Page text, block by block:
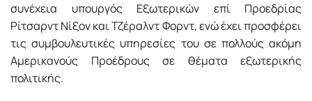
συνέχεια υπουργός Εξωτερικών επί Προεδρίας
Ρίτσαρντ Νίξον και Τζέραλντ Φορντ, ενώ έχει προσφέρει
τις συμβουλευτικές υπηρεσίες του σε πολλούς ακόμη
Αμερικανούς Προέδρους σε θέματα εξωτερικής
πολιτικής.